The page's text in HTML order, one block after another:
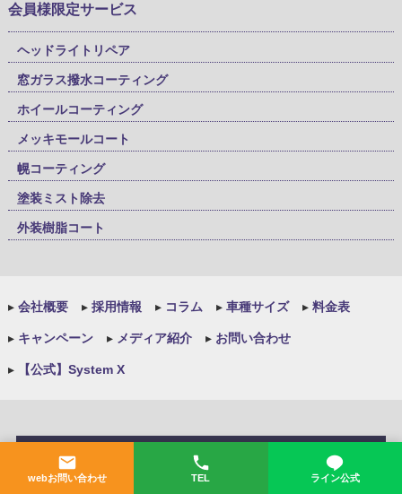
webお問い合わせ TEL ライン公式
会員様限定サービス
ヘッドライトリペア
窓ガラス撥水コーティング
ホイールコーティング
メッキモールコート
幌コーティング
塗装ミスト除去
外装樹脂コート
▸会社概要 ▸採用情報 ▸コラム ▸車種サイズ ▸料金表
▸キャンペーン ▸メディア紹介 ▸お問い合わせ
▸【公式】System X
施工地域実績